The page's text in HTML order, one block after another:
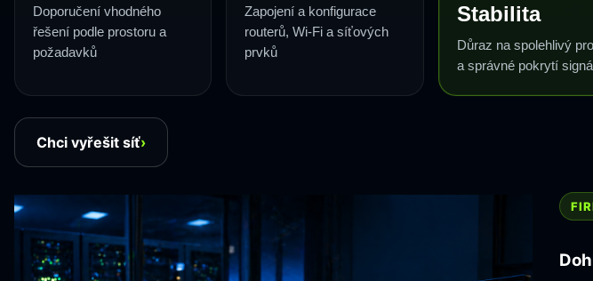
Doporučení vhodného
řešení podle prostoru a
požadavků
Zapojení a konfigurace
routerů, Wi-Fi a síťových
prvků
Stabilita
Důraz na spolehlivý
a správné pokrytí
Chci vyřešit síť›